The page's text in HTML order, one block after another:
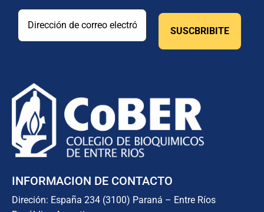
INFORMACION DE CONTACTO
Direción: España 234 (3100) Paraná – Entre Ríos